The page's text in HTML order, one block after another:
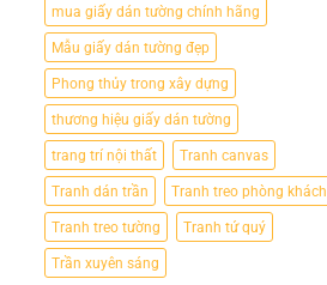
mua giấy dán tường chính hãng
Mẫu giấy dán tường đẹp
Phong thủy trong xây dựng
thương hiệu giấy dán tường
trang trí nội thất
Tranh canvas
Tranh dán trần
Tranh treo phòng khách
Tranh treo tường
Tranh tứ quý
Trần xuyên sáng